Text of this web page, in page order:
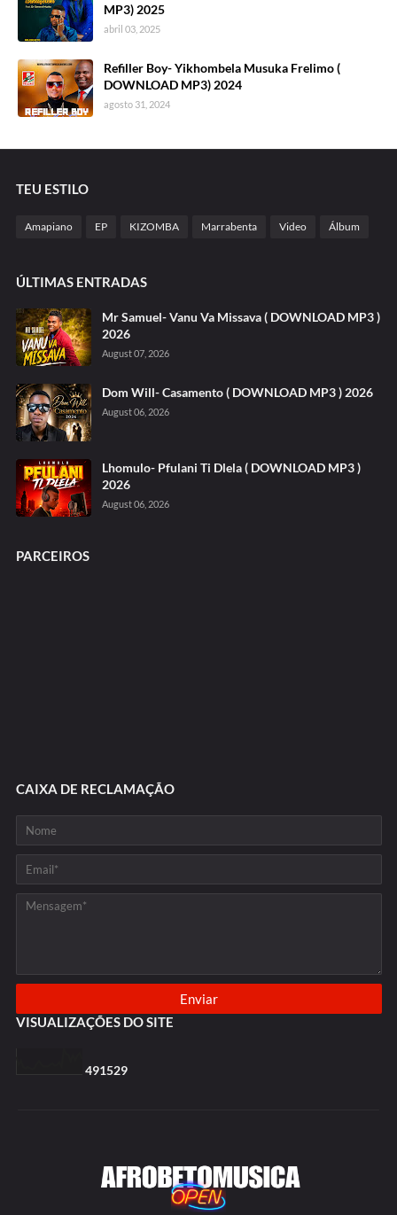
MP3) 2025
abril 03, 2025
Refiller Boy- Yikhombela Musuka Frelimo (
DOWNLOAD MP3) 2024
agosto 31, 2024
TEU ESTILO
Amapiano EP KIZOMBA Marrabenta Video Álbum
ÚLTIMAS ENTRADAS
Mr Samuel- Vanu Va Missava ( DOWNLOAD MP3 )
2026
August 07, 2026
Dom Will- Casamento ( DOWNLOAD MP3 ) 2026
August 06, 2026
Lhomulo- Pfulani Ti Dlela ( DOWNLOAD MP3 )
2026
August 06, 2026
PARCEIROS
CAIXA DE RECLAMAÇÃO
VISUALIZAÇÕES DO SITE
491529